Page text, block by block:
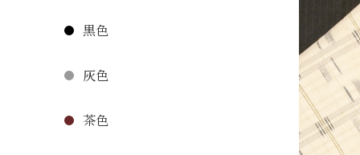
黒色
灰色
茶色